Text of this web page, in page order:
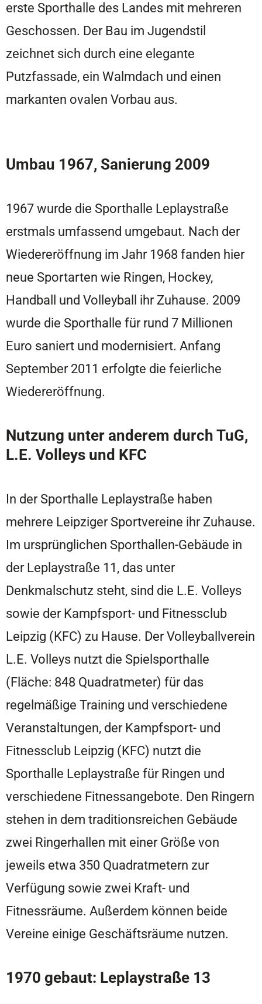
erste Sporthalle des Landes mit mehreren
Geschossen. Der Bau im Jugendstil
zeichnet sich durch eine elegante
Putzfassade, ein Walmdach und einen
markanten ovalen Vorbau aus.
Umbau 1967, Sanierung 2009
1967 wurde die Sporthalle Leplaystraße
erstmals umfassend umgebaut. Nach der
Wiedereröffnung im Jahr 1968 fanden hier
neue Sportarten wie Ringen, Hockey,
Handball und Volleyball ihr Zuhause. 2009
wurde die Sporthalle für rund 7 Millionen
Euro saniert und modernisiert. Anfang
September 2011 erfolgte die feierliche
Wiedereröffnung.
Nutzung unter anderem durch TuG,
L.E. Volleys und KFC
In der Sporthalle Leplaystraße haben
mehrere Leipziger Sportvereine ihr Zuhause.
Im ursprünglichen Sporthallen-Gebäude in
der Leplaystraße 11, das unter
Denkmalschutz steht, sind die L.E. Volleys
sowie der Kampfsport- und Fitnessclub
Leipzig (KFC) zu Hause. Der Volleyballverein
L.E. Volleys nutzt die Spielsporthalle
(Fläche: 848 Quadratmeter) für das
regelmäßige Training und verschiedene
Veranstaltungen, der Kampfsport- und
Fitnessclub Leipzig (KFC) nutzt die
Sporthalle Leplaystraße für Ringen und
verschiedene Fitnessangebote. Den Ringern
stehen in dem traditionsreichen Gebäude
zwei Ringerhallen mit einer Größe von
jeweils etwa 350 Quadratmetern zur
Verfügung sowie zwei Kraft- und
Fitnessräume. Außerdem können beide
Vereine einige Geschäftsräume nutzen.
1970 gebaut: Leplaystraße 13